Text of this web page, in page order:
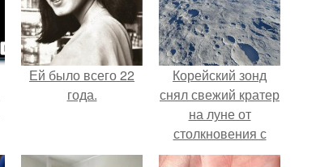
Ей было всего 22
года.
Корейский зонд
снял свежий кратер
на луне от
столкновения с
обломком Falcon 9.